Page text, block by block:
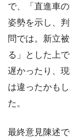
で、「直進車
姿勢を示し、
問では。新立
る」とした上
遅かったり、
は違ったかも
た。
最終意見陳述